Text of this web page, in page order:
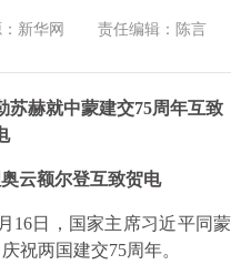
新华网 责任编辑：陈言
苏赫就中蒙建交75周年互致
云额尔登互致贺电
16日，国家主席习近平同蒙
祝两国建交75周年。